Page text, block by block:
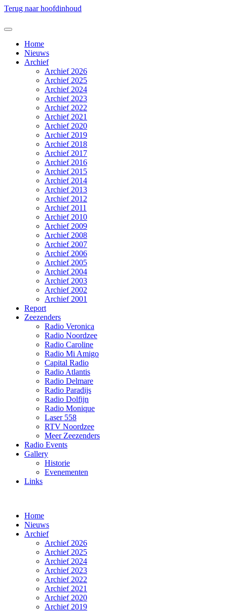
Terug naar hoofdinhoud
Home
Nieuws
Archief
Archief 2026
Archief 2025
Archief 2024
Archief 2023
Archief 2022
Archief 2021
Archief 2020
Archief 2019
Archief 2018
Archief 2017
Archief 2016
Archief 2015
Archief 2014
Archief 2013
Archief 2012
Archief 2011
Archief 2010
Archief 2009
Archief 2008
Archief 2007
Archief 2006
Archief 2005
Archief 2004
Archief 2003
Archief 2002
Archief 2001
Report
Zeezenders
Radio Veronica
Radio Noordzee
Radio Caroline
Radio Mi Amigo
Capital Radio
Radio Atlantis
Radio Delmare
Radio Paradijs
Radio Dolfijn
Radio Monique
Laser 558
RTV Noordzee
Meer Zeezenders
Radio Events
Gallery
Historie
Evenementen
Links
Home
Nieuws
Archief
Archief 2026
Archief 2025
Archief 2024
Archief 2023
Archief 2022
Archief 2021
Archief 2020
Archief 2019